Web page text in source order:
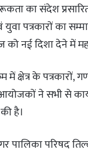
का संदेश
पत्रकारों का
नई दिशा देने में
में क्षेत्र के
आयोजकों ने सभी से
है।
पालिका परिषद
प्रसव के